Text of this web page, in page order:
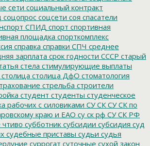
сети социальный контракт
соцопрос соцсети соя спасатели
СПИД спорт спортивная
площадка спорткомплекс
справка справки СПЧ среднее
зарплата срок годности СССР старый
стела стимулирующие выплаты
столица столица ДфО стоматология
стрельба строители
студент студенты студенческое
рабочих с силовиками СУ СК СУ СК по
краю и ЕАО су ск рф СУ СК РФ
субботник субсидии субсидия суд
судебные приставы судьи судья
суррогат суточные сухой закон